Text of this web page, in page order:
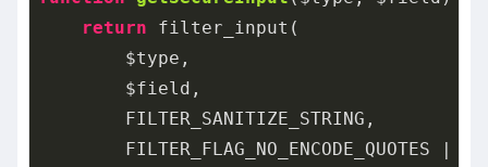
return filter_input(
        $type,
        $field,
        FILTER_SANITIZE_STRING,
FILTER_FLAG_NO_ENCODE_QUOTES |